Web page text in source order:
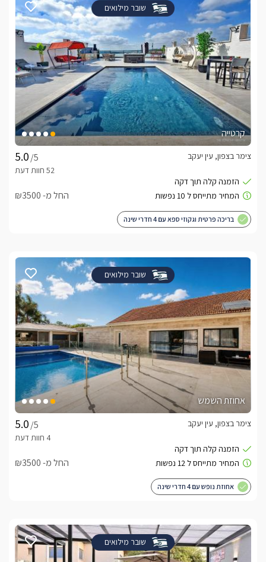
שובר מילואים
קרטייה
/5
צימר בצפון, עין יעקב
החל מ- ₪3500
בריכה פרטית וגקוזי ספא עם 4 חדרי שינה
שובר מילואים
אחוזת השמש
/5
צימר בצפון, עין יעקב
החל מ- ₪3500
אחוזת נופש עם 4 חדרי שינה
שובר מילואים